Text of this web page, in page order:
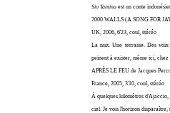
Sio Tantina est un conte
2000 WALLS (A SONG FOR
UK, 2006, 6'23, coul, stéréo
La nuit. Une terrasse. Des voix
peinent à exister, même ici,
APRÈS LE FEU de Jacques
France, 2005, 3'10, coul, stéréo
À quelques kilomètres
ciel. Je vois l'horizon disparaître,